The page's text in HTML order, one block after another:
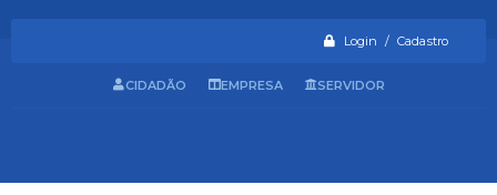
Login / Cadastro
CIDADÃO EMPRESA SERVIDOR